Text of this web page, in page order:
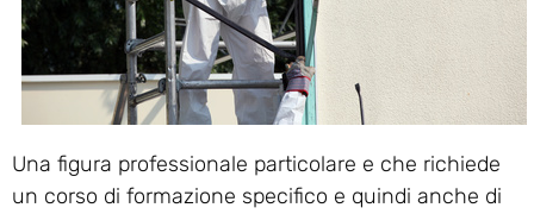
Una figura professionale particolare e che richiede
un corso di formazione specifico e quindi anche di